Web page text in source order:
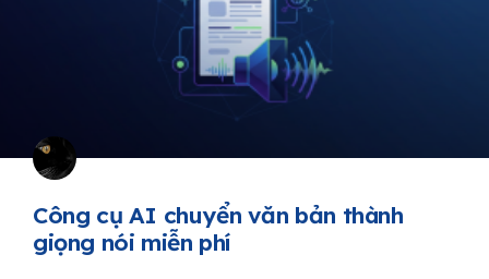
Công cụ AI chuyển văn bản thành
giọng nói miễn phí